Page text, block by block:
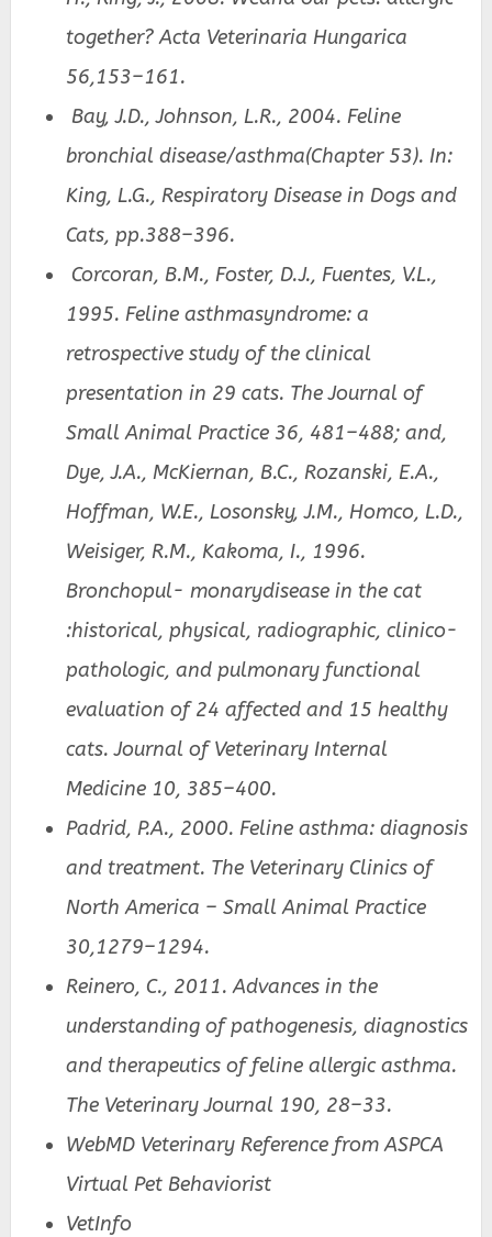
together? Acta Veterinaria Hungarica
56,153–161.
Bay, J.D., Johnson, L.R., 2004. Feline
bronchial disease/asthma(Chapter 53). In:
King, L.G., Respiratory Disease in Dogs and
Cats, pp.388–396.
Corcoran, B.M., Foster, D.J., Fuentes, V.L.,
1995. Feline asthmasyndrome: a
retrospective study of the clinical
presentation in 29 cats. The Journal of
Small Animal Practice 36, 481–488; and,
Dye, J.A., McKiernan, B.C., Rozanski, E.A.,
Hoffman, W.E., Losonsky, J.M., Homco, L.D.,
Weisiger, R.M., Kakoma, I., 1996.
Bronchopul- monarydisease in the cat
:historical, physical, radiographic, clinico-
pathologic, and pulmonary functional
evaluation of 24 affected and 15 healthy
cats. Journal of Veterinary Internal
Medicine 10, 385–400.
Padrid, P.A., 2000. Feline asthma: diagnosis
and treatment. The Veterinary Clinics of
North America – Small Animal Practice
30,1279–1294.
Reinero, C., 2011. Advances in the
understanding of pathogenesis, diagnostics
and therapeutics of feline allergic asthma.
The Veterinary Journal 190, 28–33.
WebMD Veterinary Reference from ASPCA
Virtual Pet Behaviorist
VetInfo